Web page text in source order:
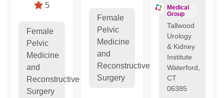
5
Female
Pelvic
Medicine
and
Reconstructive
Surgery
Female
Pelvic
Medicine
and
Reconstructive
Surgery
Medical
Group
Tallwood
Urology
& Kidney
Institute
Waterford,
CT
06385